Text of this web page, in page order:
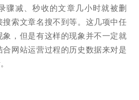
骤减、秒收的文章几小时就被删
索文章名搜不到等。这几项中任
，但是有这样的现象并不一定就
网站运营过程的历史数据来对是